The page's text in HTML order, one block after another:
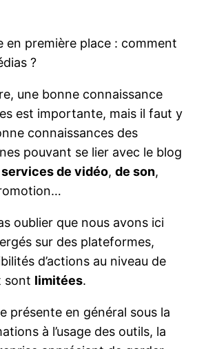
en première place : comment
?
une bonne connaissance
est importante, mais il faut y
connaissances des
pouvant se lier avec le blog
services de vidéo,de son,
oublier que nous avons ici
sur des plateformes,
d’actions au niveau de
sont limitées.
présente en général sous la
à l’usage des outils, la